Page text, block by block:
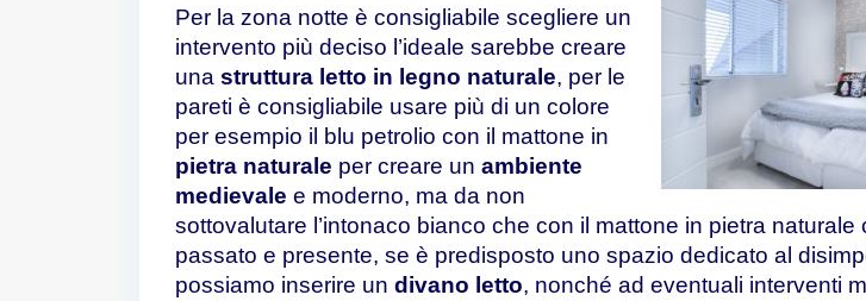
Per la zona notte è consigliabile scegliere un
intervento più deciso l’ideale sarebbe creare
una struttura letto in legno naturale, per le
pareti è consigliabile usare più di un colore
per esempio il blu petrolio con il mattone in
pietra naturale per creare un ambiente
medievale e moderno, ma da non
sottovalutare l’intonaco bianco che con il mattone in pietra naturale
passato e presente, se è predisposto uno spazio dedicato al
possiamo inserire un divano letto, nonché ad eventuali interventi